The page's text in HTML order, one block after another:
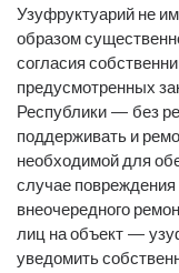
Узуфруктуарий не
образом
согласия
предусмотренных
Республики — без
поддерживать и
необходимой для
случае
внеочередного
лиц на объект —
уведомить